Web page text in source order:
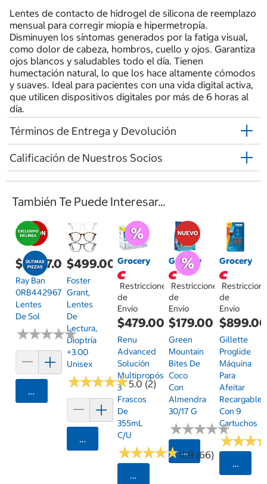
Lentes de contacto de hidrogel de silicona de reemplazo
mensual para corregir miopía e hipermetropía.
Disminuyen los síntomas generados por la fatiga visual,
como dolor de cabeza, hombros, cuello y ojos. Garantiza
ojos blancos y saludables todo el día. Tienen
humectación natural, lo que los hace altamente cómodos
y suaves. Ideal para pacientes con una vida digital activa,
que utilicen dispositivos digitales por más de 6 horas al
día.
Términos de Entrega y Devolución
Calificación de Nuestros Socios
También Te Puede Interesar...
$2,587.00
Ray Ban
0RB442967244853
Lentes
De Sol
★★★★★
★★★★★
Agregar
$499.00
Foster
Grant,
Lentes
De
Lectura,
Dioptría
+3.00
Unisex
★★★★★
★★★★★5.0 (2)
Agregar
Grocery
Restricciones
de
Envío
$479.00
Renu
Advanced
Solución
Multipropósito
3
Frascos
De
355mL
C/u
★★★★★
★★★★★4.9 (66)
Seleccionar Código Postal
Grocery
Restricciones
de
Envío
$179.00
Green
Mountain
Bites De
Coco
Con
Almendra
30/17 G
★★★★★
★★★★★
Seleccionar
Grocery
de
Envío
Gillette
Proglide
Máquina
Para
Afeitar
Recargable
Con 9
Cartuchos
★★★
★★★